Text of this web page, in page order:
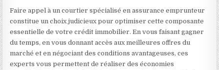
Faire appel à un courtier spécialisé en assurance emprunteur
constitue un choix judicieux pour optimiser cette composante
essentielle de votre crédit immobilier. En vous faisant gagner
du temps, en vous donnant accès aux meilleures offres du
marché et en négociant des conditions avantageuses, ces
experts vous permettent de réaliser des économies